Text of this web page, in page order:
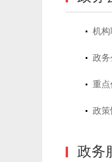
机构
政务
重点
政策
政务